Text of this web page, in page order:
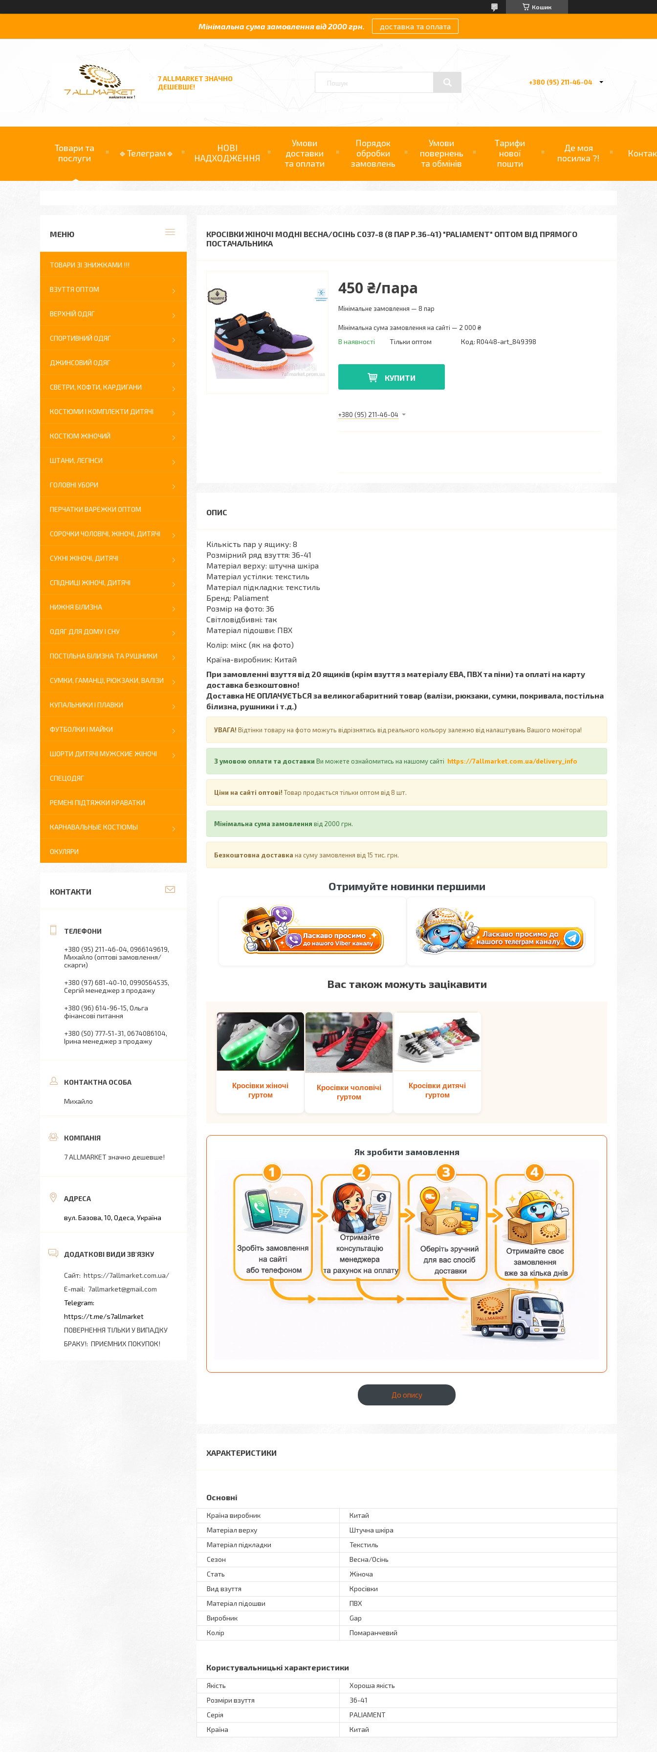
Кошик
Мінімальна сума замовлення від 2000 грн. доставка та оплата
7 ALLMARKET ЗНАЧНО
ДЕШЕВШЕ!
+380 (95) 211-46-04
Товари та
послуги
🔹Телеграм🔹
НОВІ
НАДХОДЖЕННЯ
Умови
доставки
та оплати
Порядок
обробки
замовлень
Умови
повернень
та обмінів
Тарифи
нової
пошти
Де моя
посилка ?!
КРОСІВКИ ЖІНОЧІ МОДНІ ВЕСНА/ОСІНЬ C037-8 (8 ПАР Р.36-41) "PALIAMENT" ОПТОМ ВІД ПРЯМОГО
ПОСТАЧАЛЬНИКА
450 ₴/пара
Мінімальне замовлення — 8 пар
Мінімальна сума замовлення на сайті — 2 000 ₴
В наявності Тільки оптом Код: R0448-art_849398
КУПИТИ
+380 (95) 211-46-04
Кількість пар у ящику: 8
Розмірний ряд взуття: 36-41
Матеріал верху: штучна шкіра
Матеріал устілки: текстиль
Матеріал підкладки: текстиль
Бренд: Paliament
Розмір на фото: 36
Світловідбивні: так
Матеріал підошви: ПВХ
Колір: мікс (як на фото)
Країна-виробник: Китай
При замовленні взуття від 20 ящиків (крім взуття з матеріалу ЕВА, ПВХ та піни) та оплаті на карту
доставка безкоштовно!
Доставка НЕ ​​ОПЛАЧУЄТЬСЯ за великогабаритний товар (валізи, рюкзаки, сумки, покривала, постільна
білизна, рушники і т.д.)
УВАГА! Відтінки товару на фото можуть відрізнятись від реального кольору залежно від налаштувань Вашого монітора!
З умовою оплати та доставки Ви можете ознайомитись на нашому сайті https://7allmarket.com.ua/delivery_info
Ціни на сайті оптові! Товар продається тільки оптом від 8 шт.
Мінімальна сума замовлення від 2000 грн.
Безкоштовна доставка на суму замовлення від 15 тис. грн.
Отримуйте новинки першими
Вас також можуть зацікавити
Кросівки жіночі
гуртом
Кросівки чоловічі
гуртом
Кросівки дитячі
гуртом
Як зробити замовлення
До опису
ХАРАКТЕРИСТИКИ
Основні
Країна виробник
Китай
Матеріал верху
Штучна шкіра
Матеріал підкладки
Текстиль
Сезон
Весна/Осінь
Стать
Жіноча
Вид взуття
Кросівки
Матеріал підошви
ПВХ
Виробник
Gap
Колір
Помаранчевий
Користувальницькі характеристики
Якість
Хороша якість
Розміри взуття
36-41
Серія
PALIAMENT
Країна
Китай
ТОВАРИ ЗІ ЗНИЖКАМИ !!!
ВЗУТТЯ ОПТОМ
ВЕРХНІЙ ОДЯГ
СПОРТИВНИЙ ОДЯГ
ДЖИНСОВИЙ ОДЯГ
СВЕТРИ, КОФТИ, КАРДИГАНИ
КОСТЮМИ І КОМПЛЕКТИ ДИТЯЧІ
КОСТЮМ ЖІНОЧИЙ
ШТАНИ, ЛЕГІНСИ
ГОЛОВНІ УБОРИ
ПЕРЧАТКИ ВАРЕЖКИ ОПТОМ
СОРОЧКИ ЧОЛОВІЧІ, ЖІНОЧІ, ДИТЯЧІ
СУКНІ ЖІНОЧІ, ДИТЯЧІ
СПІДНИЦІ ЖІНОЧІ, ДИТЯЧІ
НИЖНЯ БІЛИЗНА
ОДЯГ ДЛЯ ДОМУ І СНУ
ПОСТІЛЬНА БІЛИЗНА ТА РУШНИКИ
СУМКИ, ГАМАНЦІ, РЮКЗАКИ, ВАЛІЗИ
КУПАЛЬНИКИ І ПЛАВКИ
ФУТБОЛКИ І МАЙКИ
ШОРТИ ДИТЯЧІ МУЖСКИЕ ЖІНОЧІ
СПЕЦОДЯГ
РЕМЕНІ ПІДТЯЖКИ КРАВАТКИ
КАРНАВАЛЬНЫЕ КОСТЮМЫ
ОКУЛЯРИ
КОНТАКТИ
+380 (95) 211-46-04 0966149619
Михайло (оптові замовлення/
скарги)
+380 (97) 681-40-10 0990564535
Сергій менеджер з продажу
+380 (96) 614-96-15 Ольга
фінансові питання
+380 (50) 777-51-31 0674086104
Ірина менеджер з продажу
Михайло
7 ALLMARKET значно дешевше!
вул. Базова, 10, Одеса, Україна
https://7allmarket.com.ua/
7allmarket@gmail.com
https://t.me/s7allmarket
ПОВЕРНЕННЯ ТІЛЬКИ У ВИПАДКУ
БРАКУ! ПРИЄМНИХ ПОКУПОК!